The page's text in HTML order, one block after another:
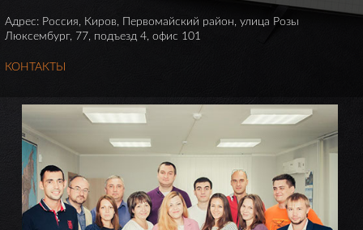
Адрес: Россия, Киров, Первомайский район, улица Розы
Люксембург, 77, подъезд 4, офис 101
КОНТАКТЫ